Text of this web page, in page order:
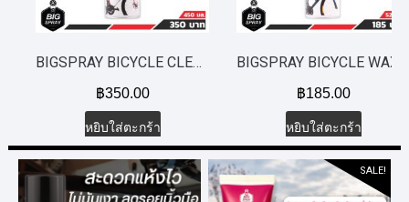
BIGSPRAY BICYCLE CLEANSING FOAM สเปรย์โฟมทำความสะอาดจักรยาน 450 ml.
350.00
หยิบใส่ตะกร้า
BIGSPRAY BICYCLE WAX SPRAY สเปรย์เคลือบเงาจักรยาน 525 ml.
185.00
หยิบใส่ตะกร้า
SALE!